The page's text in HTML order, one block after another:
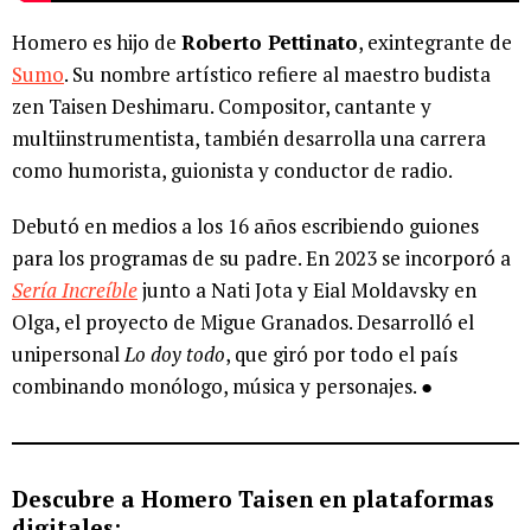
Homero es hijo de Roberto Pettinato, exintegrante de
Sumo. Su nombre artístico refiere al maestro budista
zen Taisen Deshimaru. Compositor, cantante y
multiinstrumentista, también desarrolla una carrera
como humorista, guionista y conductor de radio.
Debutó en medios a los 16 años escribiendo guiones
para los programas de su padre. En 2023 se incorporó a
Sería Increíblejunto a Nati Jota y Eial Moldavsky en
Olga, el proyecto de Migue Granados. Desarrolló el
unipersonalLo doy todo, que giró por todo el país
combinando monólogo, música y personajes. ●
Descubre a Homero Taisen en plataformas